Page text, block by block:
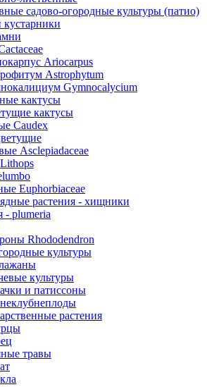
садово-огородные культуры (патио)
кустарники
Ariocarpus
Astrophytum
Gymnocalycium
кактусы
кактусы
Caudex
Asclepiadaceae
Euphorbiaceae
растения - хищники
- plumeria
Rhododendron
культуры
культуры
и патиссоны
растения
травы